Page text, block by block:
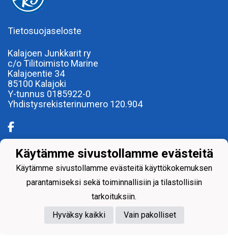
Tietosuojaseloste
Kalajoen Junkkarit ry
c/o Tilitoimisto Marine
Kalajoentie 34
85100 Kalajoki
Y-tunnus 0185922-0
Yhdistysrekisterinumero 120.904
Powered by
Käytämme sivustollamme evästeitä
Käytämme sivustollamme evästeitä käyttökokemuksen
parantamiseksi sekä toiminnallisiin ja tilastollisiin
tarkoituksiin.
Hyväksy kaikki
Vain pakolliset